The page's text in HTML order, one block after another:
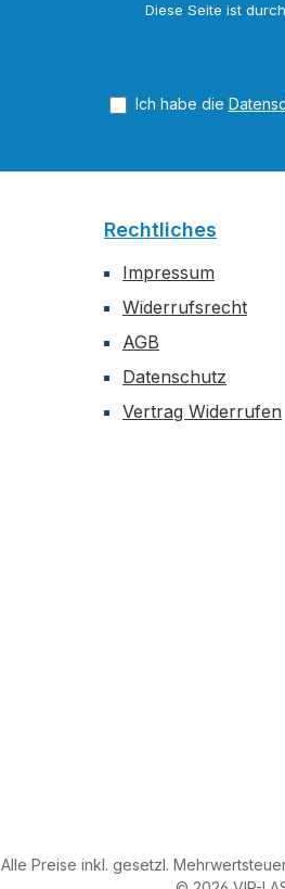
Diese Seite ist
Ich habe die
Rechtliches
Impressum
Widerrufsrecht
AGB
Datenschutz
Vertrag Widerrufen
Alle Preise inkl. gesetzl.